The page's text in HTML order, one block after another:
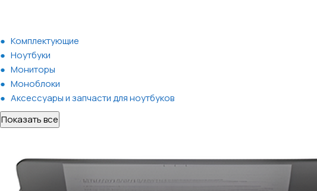
Комплектующие
Ноутбуки
Мониторы
Моноблоки
Аксессуары и запчасти для ноутбуков
Показать все